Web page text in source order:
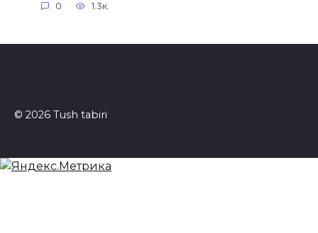
0 1.3к.
© 2026 Tush tabiri